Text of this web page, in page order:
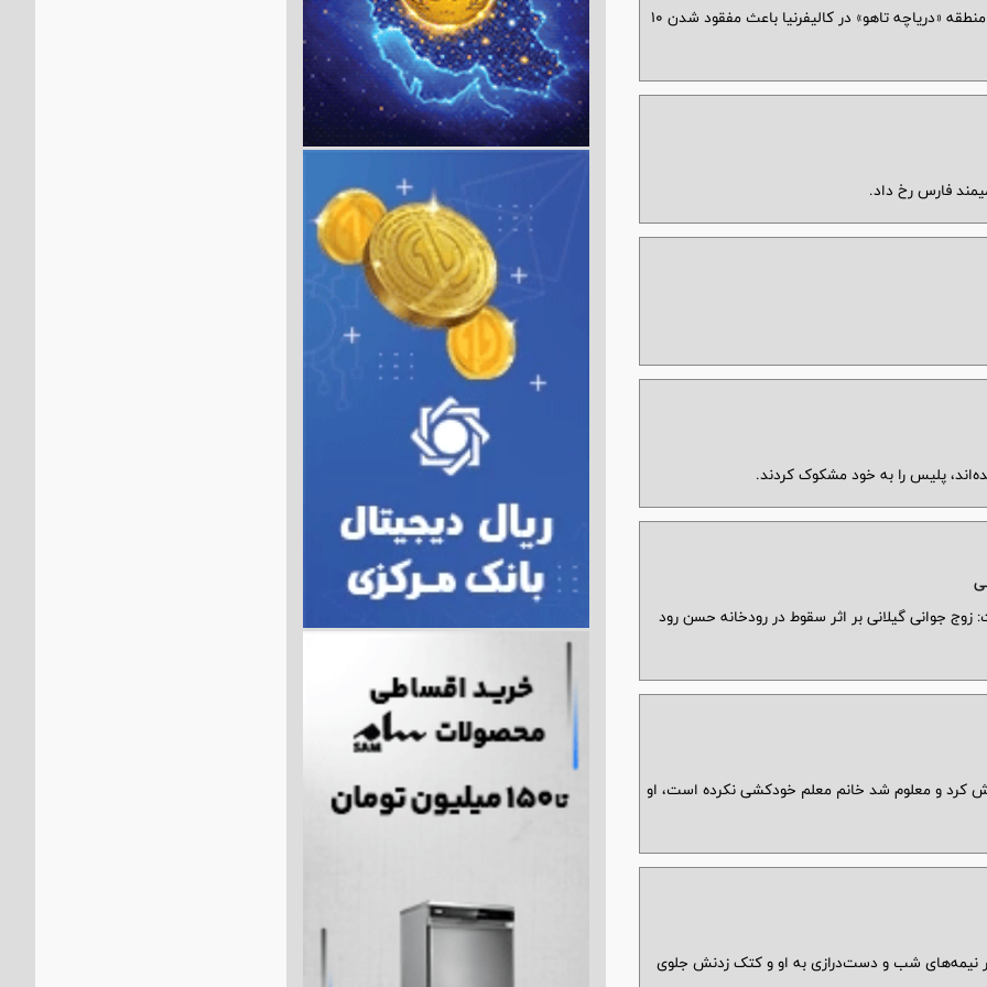
مقامات ایالتی در آمریکا می‌گویند سقوط بهمن در منطقه «دریاچه تاهو» در کالیفرنیا باعث مفقود شدن ۱۰
جوانی گیلانی بر اثر سقوط در رودخانه حسن رود
همسرش را فاش کرد و معلوم شد خانم معلم خودکشی نکرده است، او
نیمه‌های شب و دست‌درازی به او و کتک زدنش جلوی